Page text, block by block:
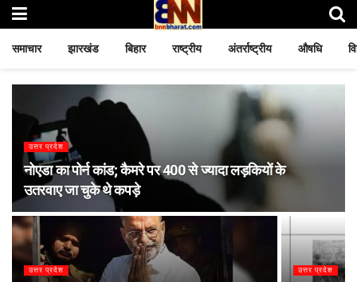
समाचार झारखंड बिहार राष्ट्रीय अंतर्राष्ट्रीय औषधि
उत्तर प्रदेश
नोएडा का पोर्न कांड; कैमरे पर 400 से ज्यादा लड़कियों के
उतरवाए जा चुके थे कपड़े
उत्तर प्रदेश उत्तर प्रदेश